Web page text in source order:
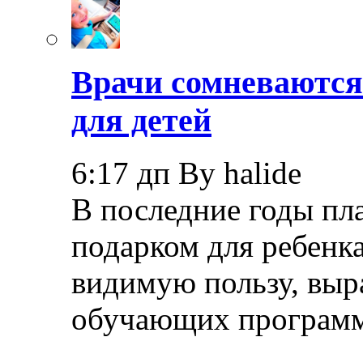
Врачи
для детей
6:17 дп By halide
В последние годы
подарком для
видимую пользу,
обучающих